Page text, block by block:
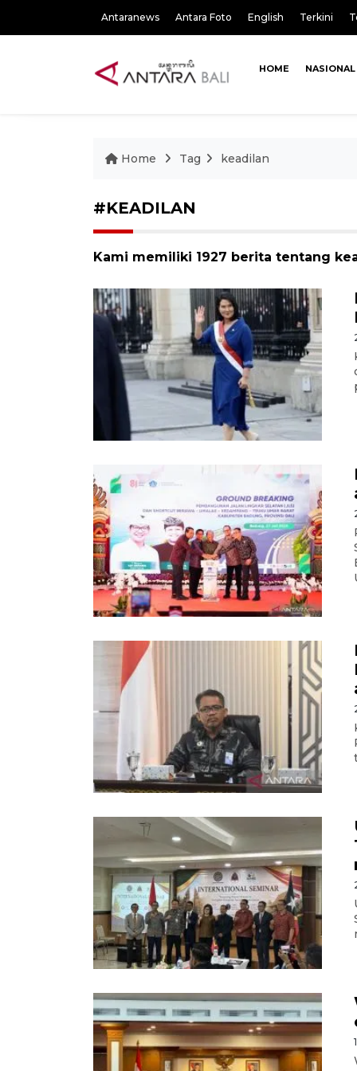
Antaranews Antara Foto English Terkini
HOME NASIONAL
Home Tag keadilan
#KEADILAN
Kami memiliki 1927 berita tentang